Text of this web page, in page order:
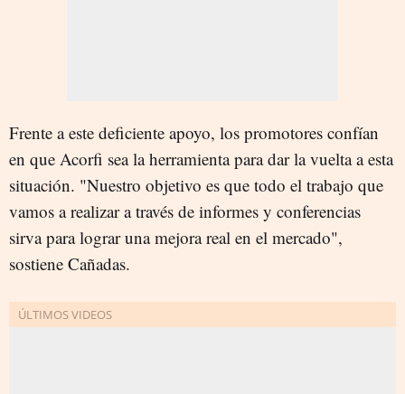
Frente a este deficiente apoyo, los promotores confían
en que Acorfi sea la herramienta para dar la vuelta a esta
situación. "Nuestro objetivo es que todo el trabajo que
vamos a realizar a través de informes y conferencias
sirva para lograr una mejora real en el mercado",
sostiene Cañadas.